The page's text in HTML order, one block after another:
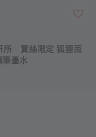
所 - 賈絲限定 狐狸雨
墨水